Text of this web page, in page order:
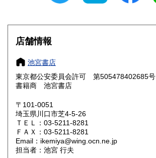
大阪府
奈良県
鳥取県 80円 島根県
岡山県
山口県
香川県
店舗情報
池宮書店
東京都公安委員会許可 第505478402685号
書籍商 池宮書店
〒101-0051
埼玉県川口市芝4-5-26
ＴＥＬ：03-5211-8281
ＦＡＸ：03-5211-8281
Email：ikemiya@wing.ocn.ne.jp
担当者：池宮 行夫